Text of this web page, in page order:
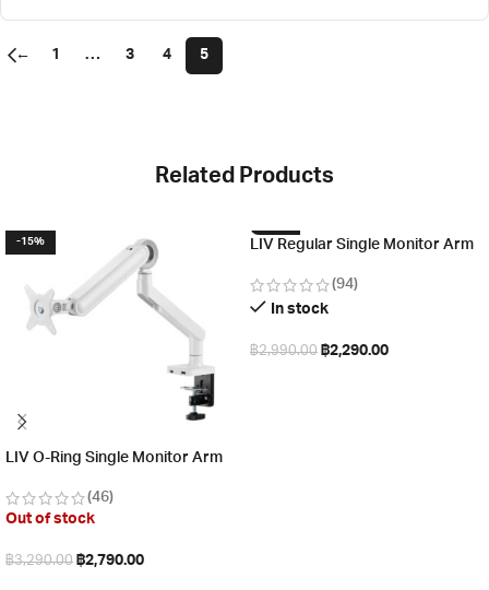
← 1 … 3 4 5
Related Products
-15%
LIV O-Ring Single Monitor Arm
(46)
Out of stock
฿3,290.00 ฿2,790.00
-23%
LIV Regular Single Monitor Arm
(94)
In stock
฿2,990.00 ฿2,290.00